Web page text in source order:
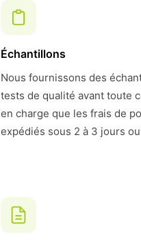
Échantillons
Nous fournissons des
tests de qualité avant toute
en charge que les frais de
expédiés sous 2 à 3 jours